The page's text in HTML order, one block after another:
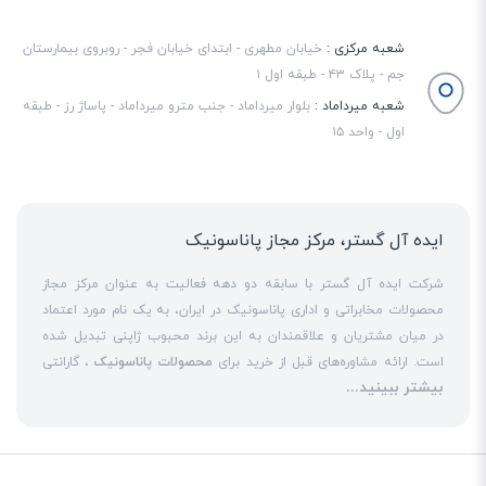
تضمین می‌کند.شعبه مرکزی : خیابان مطهری - ابتدای خیابان فجر - روبروی بیمارستان
جم - پلاک ۴۳ - طبقه اول ۱
شعبه میرداماد : بلوار میرداماد - جنب مترو میرداماد - پاساژ رز - طبقه
اول - واحد ۱۵
ایده آل گستر، مرکز مجاز پاناسونیک
شرکت ایده آل گستر با سابقه دو دهه فعالیت به عنوان مرکز مجاز
محصولات مخابراتی و اداری پاناسونیک در ایران، به یک نام مورد اعتماد
در میان مشتریان و علاقمندان به این برند محبوب ژاپنی تبدیل شده
است. ارائه مشاوره‌های قبل از خرید برایمحصولات پاناسونیک، گارانتی
18 ماهه معتبر و شرکتی برای کلیه محصولات عرضه شده و تعهد کامل
بیشتر ببینید...